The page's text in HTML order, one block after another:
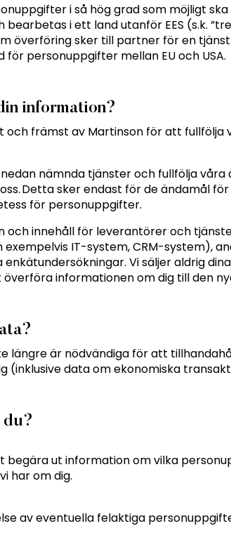
i så hög grad som möjligt
i ett land utanför EES (s.k.
överföring sker till partner för en
personuppgifter mellan EU och USA.
information?
och främst av Martinson för att
nämnda tjänster och fullfölja
Detta sker endast för de ändamål
för personuppgifter.
och innehåll för leverantörer och
IT-system, CRM-system),
Vi säljer aldrig
informationen om dig till den
längre är nödvändiga för att
(inklusive data om ekonomiska
ut information om vilka
har om dig.
av eventuella felaktiga